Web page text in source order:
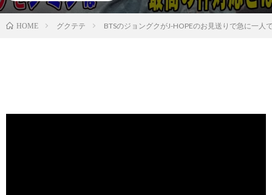
HOME グクテテ BTSのジョングクがJ-HOPEのお見送りで急に一